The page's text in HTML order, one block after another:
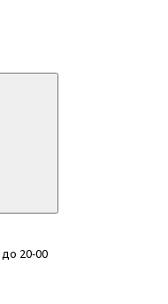
20-00